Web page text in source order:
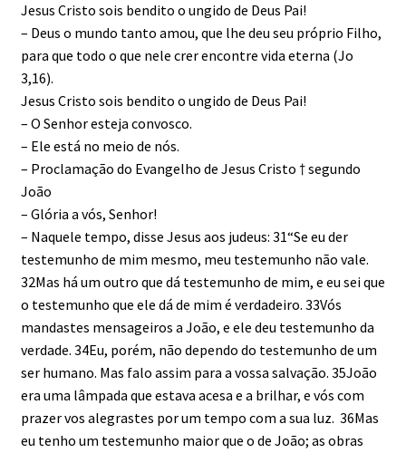
Jesus Cristo sois bendito o ungido de Deus Pai!
– Deus o mundo tanto amou, que lhe deu seu próprio Filho,
para que todo o que nele crer encontre vida eterna (Jo
3,16).
Jesus Cristo sois bendito o ungido de Deus Pai!
– O Senhor esteja convosco.
– Ele está no meio de nós.
– Proclamação do Evangelho de Jesus Cristo † segundo
João
– Glória a vós, Senhor!
– Naquele tempo, disse Jesus aos judeus: 31“Se eu der
testemunho de mim mesmo, meu testemunho não vale.
32Mas há um outro que dá testemunho de mim, e eu sei que
o testemunho que ele dá de mim é verdadeiro. 33Vós
mandastes mensageiros a João, e ele deu testemunho da
verdade. 34Eu, porém, não dependo do testemunho de um
ser humano. Mas falo assim para a vossa salvação. 35João
era uma lâmpada que estava acesa e a brilhar, e vós com
prazer vos alegrastes por um tempo com a sua luz. 36Mas
eu tenho um testemunho maior que o de João; as obras